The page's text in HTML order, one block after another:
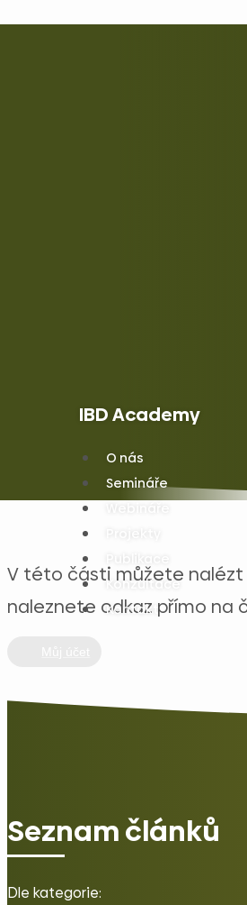
IBD Academy
O nás
Semináře
Webináře
Konzultace
Kontakt
V této části můžete nalézt
naleznete odkaz přímo na
Seznam článků
Dle kategorie: